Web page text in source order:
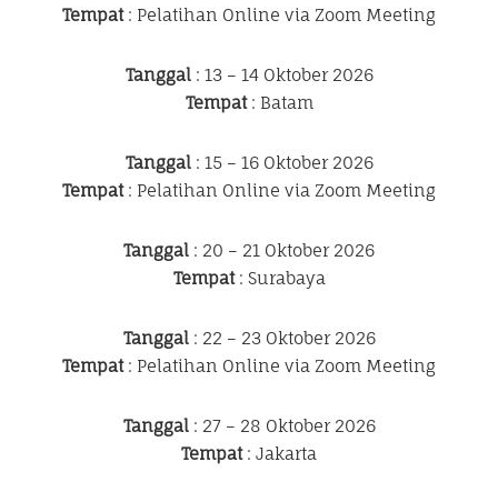
Tempat: Pelatihan Online via Zoom Meeting
Tanggal: 13 – 14 Oktober 2026
Tempat: Batam
Tanggal: 15 – 16 Oktober 2026
Tempat: Pelatihan Online via Zoom Meeting
Tanggal : 20 – 21 Oktober 2026
Tempat: Surabaya
Tanggal: 22 – 23 Oktober 2026
Tempat: Pelatihan Online via Zoom Meeting
Tanggal: 27 – 28 Oktober 2026
Tempat: Jakarta